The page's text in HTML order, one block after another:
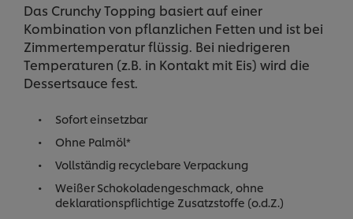
Das Crunchy Topping basiert auf einer
Kombination von pflanzlichen Fetten und ist bei
Zimmertemperatur flüssig. Bei niedrigeren
Temperaturen (z.B. in Kontakt mit Eis) wird die
Dessertsauce fest.
Sofort einsetzbar
Ohne Palmöl*
Vollständig recyclebare Verpackung
Weißer Schokoladengeschmack, ohne
deklarationspflichtige Zusatzstoffe (o.d.Z.)